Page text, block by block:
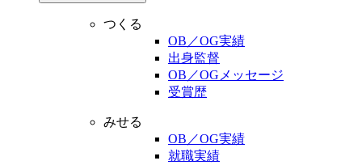
つくる
OB／OG実績
出身監督
OB／OGメッセージ
受賞歴
みせる
OB／OG実績
就職実績